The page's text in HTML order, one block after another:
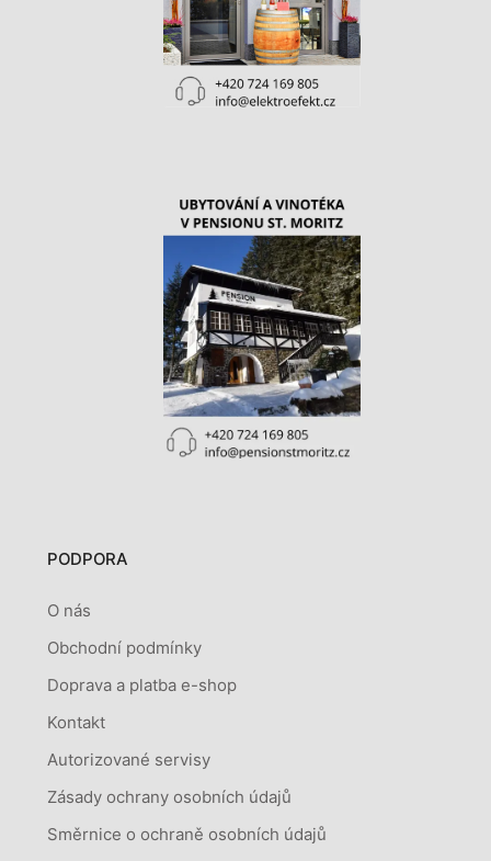
PODPORA
O nás
Obchodní podmínky
Doprava a platba e-shop
Kontakt
Autorizované servisy
Zásady ochrany osobních údajů
Směrnice o ochraně osobních údajů